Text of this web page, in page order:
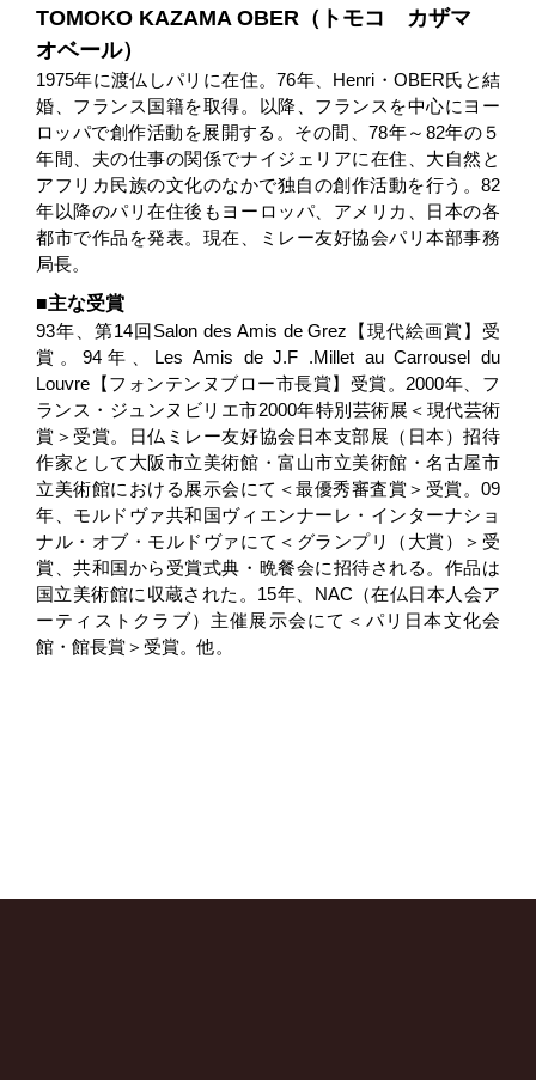
TOMOKO KAZAMA OBER（トモコ カザマ
オベール）
1975年に渡仏しパリに在住。76年、Henri・OBER氏と結
婚、フランス国籍を取得。以降、フランスを中心にヨー
ロッパで創作活動を展開する。その間、78年～82年の５
年間、夫の仕事の関係でナイジェリアに在住、大自然と
アフリカ民族の文化のなかで独自の創作活動を行う。82
年以降のパリ在住後もヨーロッパ、アメリカ、日本の各
都市で作品を発表。現在、ミレー友好協会パリ本部事務
局長。
主な受賞
93年、第14回Salon des Amis de Grez【現代絵画賞】受
賞。94年、Les Amis de J.F .Millet au Carrousel du
Louvre【フォンテンヌブロー市長賞】受賞。2000年、フ
ランス・ジュンヌビリエ市2000年特別芸術展＜現代芸術
賞＞受賞。日仏ミレー友好協会日本支部展（日本）招待
作家として大阪市立美術館・富山市立美術館・名古屋市
立美術館における展示会にて＜最優秀審査賞＞受賞。09
年、モルドヴァ共和国ヴィエンナーレ・インターナショ
ナル・オブ・モルドヴァにて＜グランプリ（大賞）＞受
賞、共和国から受賞式典・晩餐会に招待される。作品は
国立美術館に収蔵された。15年、NAC（在仏日本人会ア
ーティストクラブ）主催展示会にて＜パリ日本文化会
館・館長賞＞受賞。他。